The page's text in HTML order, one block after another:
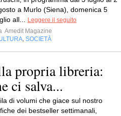
a Murlo (Siena), domenica 5
all...
Leggere il seguito
Amedit Magazine
SOCIETÀ
propria libreria:
ci salva...
di volumi che giace sul nostro
dei bestseller settimanali,